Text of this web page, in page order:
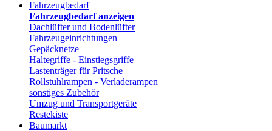
Fahrzeugbedarf
Fahrzeugbedarf anzeigen
Dachlüfter und Bodenlüfter
Fahrzeugeinrichtungen
Gepäcknetze
Haltegriffe - Einstiegsgriffe
Lastenträger für Pritsche
Rollstuhlrampen - Verladerampen
sonstiges Zubehör
Umzug und Transportgeräte
Restekiste
Baumarkt